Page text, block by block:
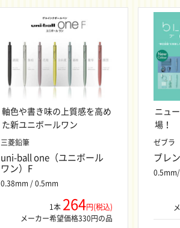
軸色や書き味の上質感を高め
た新ユニボールワン
三菱鉛筆
uni-ball one（ユニボール
ワン）F
0.38mm / 0.5mm
1本 264円(税込)
メーカー希望価格330円の品
ニュ
場！
ゼブラ
ブレン